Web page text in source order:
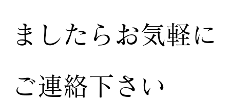
ましたらお気軽に
ご連絡下さい